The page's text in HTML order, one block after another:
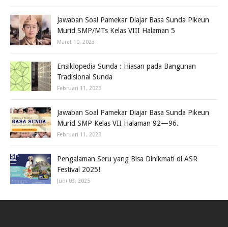
Jawaban Soal Pamekar Diajar Basa Sunda Pikeun
Murid SMP/MTs Kelas VIII Halaman 5
Maret 10, 2023
Ensiklopedia Sunda : Hiasan pada Bangunan
Tradisional Sunda
Februari 11, 2023
Jawaban Soal Pamekar Diajar Basa Sunda Pikeun
Murid SMP Kelas VII Halaman 92—96.
Februari 11, 2023
Pengalaman Seru yang Bisa Dinikmati di ASR
Festival 2025!
Juni 03, 2025